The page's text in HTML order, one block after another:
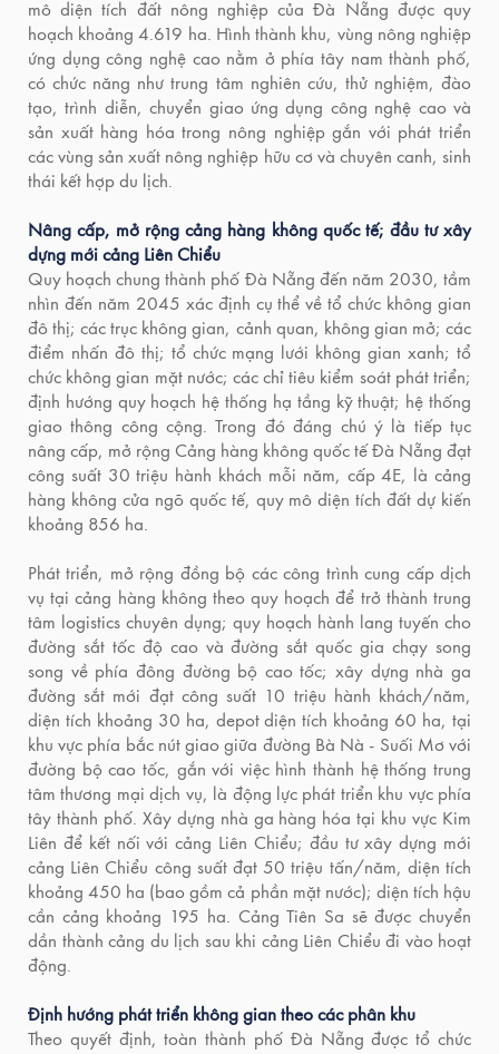
mô diện tích đất nông nghiệp của Đà Nẵng được quy
hoạch khoảng 4.619 ha. Hình thành khu, vùng nông nghiệp
ứng dụng công nghệ cao nằm ở phía tây nam thành phố,
có chức năng như trung tâm nghiên cứu, thử nghiệm, đào
tạo, trình diễn, chuyển giao ứng dụng công nghệ cao và
sản xuất hàng hóa trong nông nghiệp gắn với phát triển
các vùng sản xuất nông nghiệp hữu cơ và chuyên canh, sinh
thái kết hợp du lịch.
Nâng cấp, mở rộng cảng hàng không quốc tế; đầu tư xây
dựng mới cảng Liên Chiểu
Quy hoạch chung thành phố Đà Nẵng đến năm 2030, tầm
nhìn đến năm 2045 xác định cụ thể về tổ chức không gian
đô thị; các trục không gian, cảnh quan, không gian mở; các
điểm nhấn đô thị; tổ chức mạng lưới không gian xanh; tổ
chức không gian mặt nước; các chỉ tiêu kiểm soát phát triển;
định hướng quy hoạch hệ thống hạ tầng kỹ thuật; hệ thống
giao thông công cộng. Trong đó đáng chú ý là tiếp tục
nâng cấp, mở rộng Cảng hàng không quốc tế Đà Nẵng đạt
công suất 30 triệu hành khách mỗi năm, cấp 4E, là cảng
hàng không cửa ngõ quốc tế, quy mô diện tích đất dự kiến
khoảng 856 ha.
Phát triển, mở rộng đồng bộ các công trình cung cấp dịch
vụ tại cảng hàng không theo quy hoạch để trở thành trung
tâm logistics chuyên dụng; quy hoạch hành lang tuyến cho
đường sắt tốc độ cao và đường sắt quốc gia chạy song
song về phía đông đường bộ cao tốc; xây dựng nhà ga
đường sắt mới đạt công suất 10 triệu hành khách/năm,
diện tích khoảng 30 ha, depot diện tích khoảng 60 ha, tại
khu vực phía bắc nút giao giữa đường Bà Nà - Suối Mơ với
đường bộ cao tốc, gắn với việc hình thành hệ thống trung
tâm thương mại dịch vụ, là động lực phát triển khu vực phía
tây thành phố. Xây dựng nhà ga hàng hóa tại khu vực Kim
Liên để kết nối với cảng Liên Chiểu; đầu tư xây dựng mới
cảng Liên Chiểu công suất đạt 50 triệu tấn/năm, diện tích
khoảng 450 ha (bao gồm cả phần mặt nước); diện tích hậu
cần cảng khoảng 195 ha. Cảng Tiên Sa sẽ được chuyển
dần thành cảng du lịch sau khi cảng Liên Chiểu đi vào hoạt
động.
Định hướng phát triển không gian theo các phân khu
Theo quyết định, toàn thành phố Đà Nẵng được tổ chức